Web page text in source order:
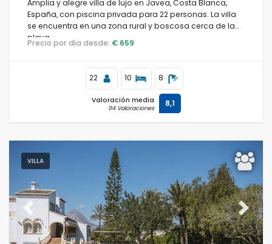
Su última visita
Sus favoritos
Los mejor puntuados (42)
Propiedades de lujo
Para las parejas
Cerca de la playa
Area de playa
Cerca de campos de golf (0)
Cerca de pistas de esquí (0)
En el área de la ciudad (35)
Amplia y alegre villa de lujo en Javea, Costa Blanca,
España, con piscina privada para 22 personas. La villa
se encuentra en una zona rural y boscosa cerca de la
playa.
Precio por día desde: € 659
22 10 8
Valoración media
94 Valoraciones 8,1
VILLA
Previous Next